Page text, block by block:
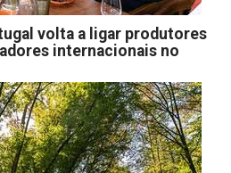
volta a ligar produtores
internacionais no